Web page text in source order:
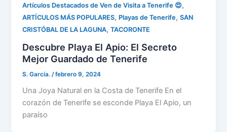
Artículos Destacados de Ven de Visita a Tenerife 😍,
ARTÍCULOS MÁS POPULARES, Playas de Tenerife,SAN
CRISTÓBAL DE LA LAGUNA,TACORONTE
Descubre Playa El Apio: El Secreto
Mejor Guardado de Tenerife
S. García. /febrero 9, 2024
Una Joya Natural en la Costa de Tenerife En el
corazón de Tenerife se esconde Playa El Apio, un
paraíso